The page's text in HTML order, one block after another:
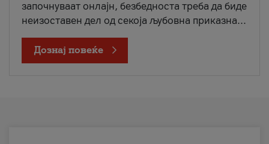
започнуваат онлајн, безбедноста треба да биде
неизоставен дел од секоја љубовна приказна...
Дознај повеќе